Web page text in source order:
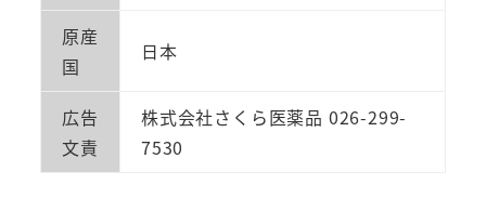
原産
国
日本
広告
文責
株式会社さくら医薬品 026-299-
7530